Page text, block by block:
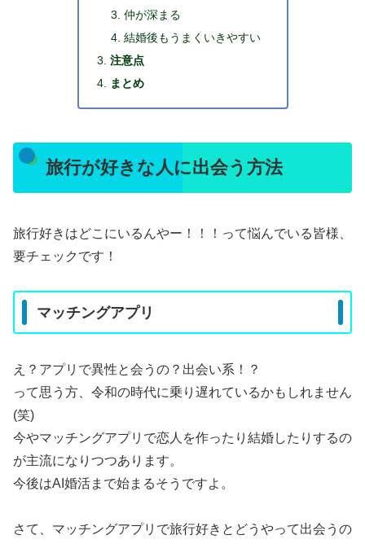
仲が深まる
結婚後もうまくいきやすい
注意点
まとめ
旅行が好きな人に出会う方法
旅行好きはどこにいるんやー！！！って悩んでいる皆様、
要チェックです！
マッチングアプリ
え？アプリで異性と会うの？出会い系！？
って思う方、令和の時代に乗り遅れているかもしれません
(笑)
今やマッチングアプリで恋人を作ったり結婚したりするの
が主流になりつつあります。
今後はAI婚活まで始まるそうですよ。
さて、マッチングアプリで旅行好きとどうやって出会うの